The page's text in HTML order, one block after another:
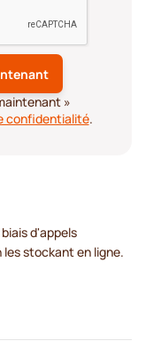
»
confidentialité.
d'appels
stockant en ligne.